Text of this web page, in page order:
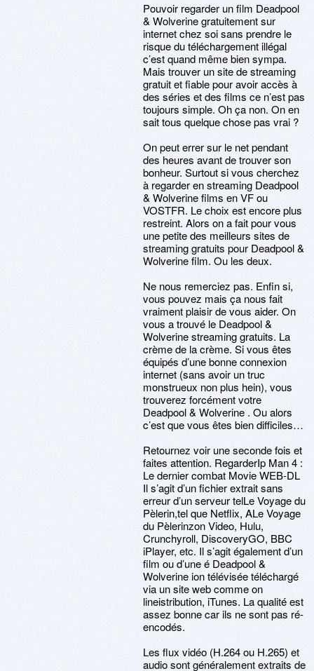
Pouvoir regarder un film Deadpool
& Wolverine gratuitement sur
internet chez soi sans prendre le
risque du téléchargement illégal
c’est quand même bien sympa.
Mais trouver un site de streaming
gratuit et fiable pour avoir accès à
des séries et des films ce n’est pas
toujours simple. Oh ça non. On en
sait tous quelque chose pas vrai ?
On peut errer sur le net pendant
des heures avant de trouver son
bonheur. Surtout si vous cherchez
à regarder en streaming Deadpool
& Wolverine films en VF ou
VOSTFR. Le choix est encore plus
restreint. Alors on a fait pour vous
une petite des meilleurs sites de
streaming gratuits pour Deadpool &
Wolverine film. Ou les deux.
Ne nous remerciez pas. Enfin si,
vous pouvez mais ça nous fait
vraiment plaisir de vous aider. On
vous a trouvé le Deadpool &
Wolverine streaming gratuits. La
crème de la crème. Si vous êtes
équipés d’une bonne connexion
internet (sans avoir un truc
monstrueux non plus hein), vous
trouverez forcément votre
Deadpool & Wolverine . Ou alors
c’est que vous êtes bien difficiles…
Retournez voir une seconde fois et
faites attention. RegarderIp Man 4 :
Le dernier combat Movie WEB-DL
Il s’agit d’un fichier extrait sans
erreur d’un serveur telLe Voyage du
Pèlerin,tel que Netflix, ALe Voyage
du Pèlerinzon Video, Hulu,
Crunchyroll, DiscoveryGO, BBC
iPlayer, etc. Il s’agit également d’un
film ou d’une é Deadpool &
Wolverine ion télévisée téléchargé
via un site web comme on
lineistribution, iTunes. La qualité est
assez bonne car ils ne sont pas ré-
encodés.
Les flux vidéo (H.264 ou H.265) et
audio sont généralement extraits de